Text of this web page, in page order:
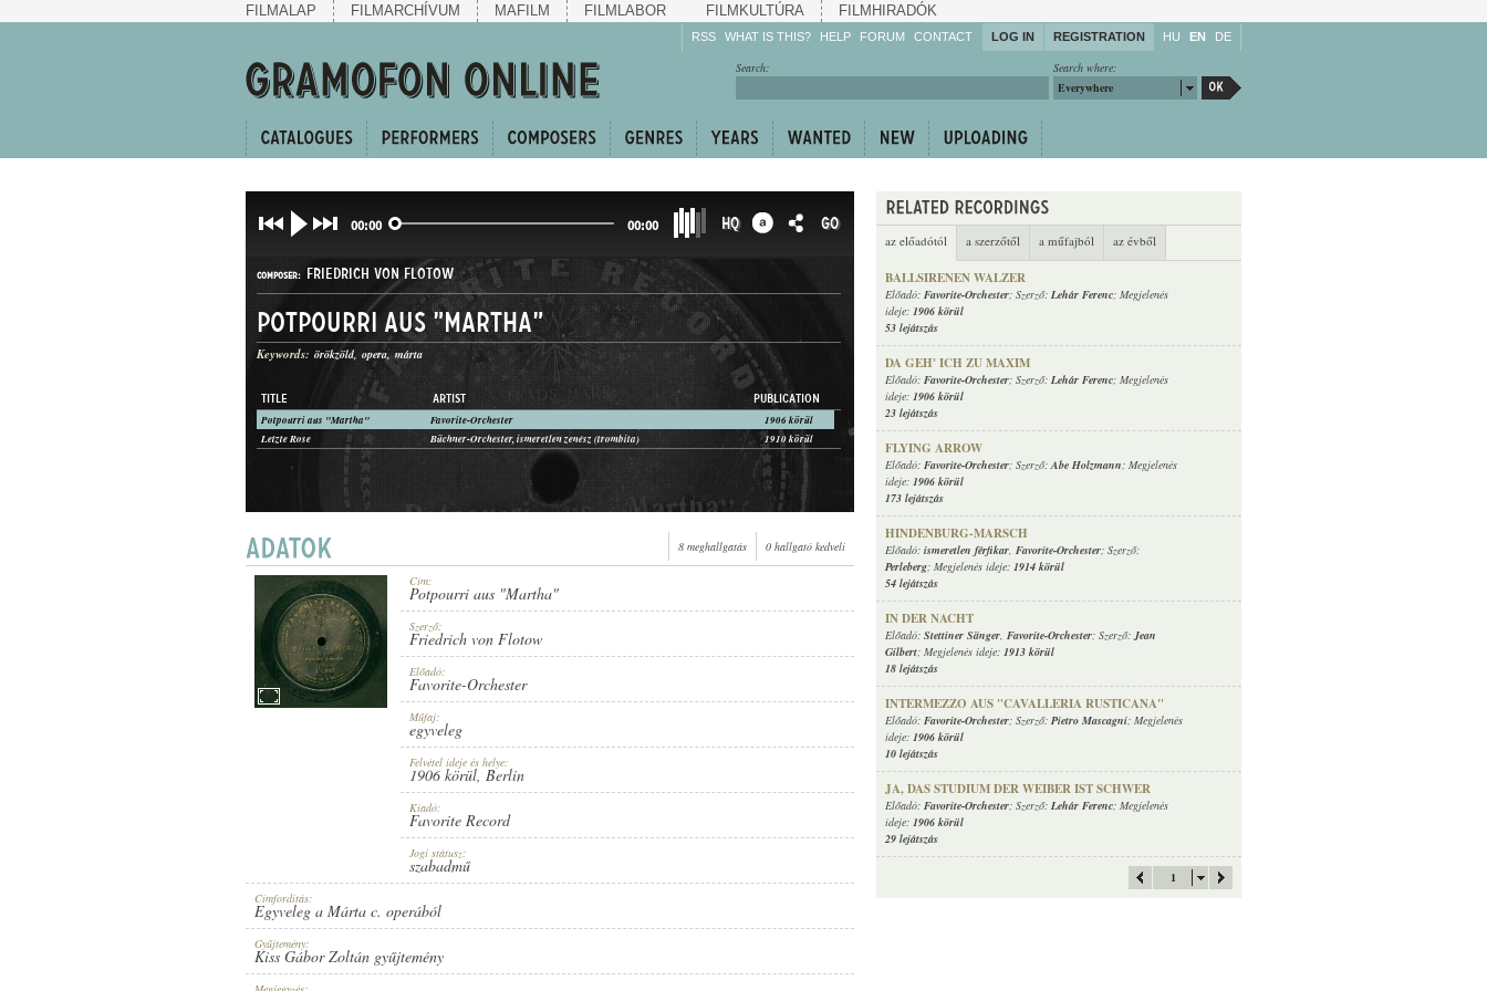
FILMALAP FILMARCHÍVUM MAFILM FILMLABOR FILMKULTÚRA FILMHIRADÓK
RSS WHAT IS THIS? HELP
Enrich!
Share!
FORUM CONTACT LOG IN REGISTRATION HU EN DE
Search where:
Everywhere
Search:
az előadótól a szerzőtől a műfajból az évből
BALLSIRENEN WALZER
Előadó: Favorite-Orchester; Szerző: Lehár Ferenc; Megjelenés
ideje: 1906 körül
53 lejátszás
DA GEH' ICH ZU MAXIM
Előadó: Favorite-Orchester; Szerző: Lehár Ferenc; Megjelenés
ideje: 1906 körül
23 lejátszás
FLYING ARROW
Előadó: Favorite-Orchester; Szerző:Abe Holzmann; Megjelenés
ideje: 1906 körül
173 lejátszás
HINDENBURG-MARSCH
Előadó: ismeretlen férfikar, Favorite-Orchester; Szerző:
Perleberg; Megjelenés ideje: 1914 körül
54 lejátszás
IN DER NACHT
Előadó: Stettiner Sänger, Favorite-Orchester; Szerző:Jean
Gilbert; Megjelenés ideje: 1913 körül
18 lejátszás
INTERMEZZO AUS "CAVALLERIA RUSTICANA"
Előadó: Favorite-Orchester; Szerző: Pietro Mascagni; Megjelenés
ideje: 1906 körül
10 lejátszás
JA, DAS STUDIUM DER WEIBER IST SCHWER
Előadó: Favorite-Orchester; Szerző: Lehár Ferenc; Megjelenés
ideje: 1906 körül
29 lejátszás
1
00:00 00:00 HQ GO
COMPOSER: FRIEDRICH VON FLOTOW
GENRE: EGYVELEG
PUBLICATION: 1906 KÖRÜL
FAVORITE RECORD
RECORD NUMBER:
Potpourri aus "Martha"
Keywords: örökzöld opera márta
TITLE ARTIST PUBLICATION
Potpourri aus "Martha" Favorite-Orchester
1906 körül
Letzte Rose
Büchner-Orchester, ismeretlen zenész (trombita) 1910 körül
8 meghallgatás 0 hallgató kedveli
Cím:
Potpourri aus "Martha"
Szerző:
Friedrich von Flotow
Előadó:
Favorite-Orchester
Műfaj:
egyveleg
Felvétel ideje és helye:
1906 körül, Berlin
Kiadó:
Favorite Record
Jogi státusz:
szabadmű
Címfordítás:
Egyveleg a Márta c. operából
Gyűjtemény:
Kiss Gábor Zoltán gyűjtemény